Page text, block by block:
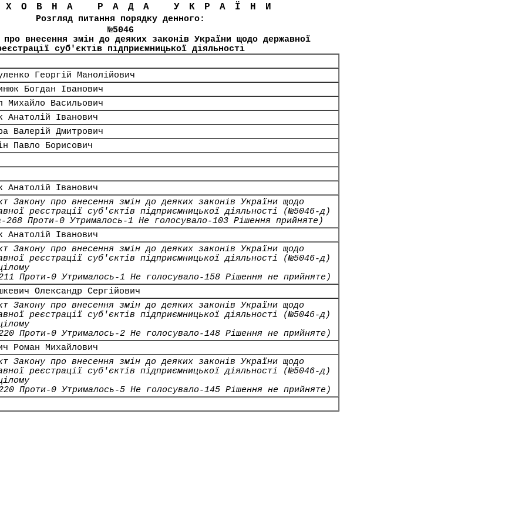
РАДА УКРАЇНИ
Розгляд питання порядку денного:
№5046
про внесення змін до деяких законів України щодо державної
суб'єктів підприємницької діяльності
Георгій Манолійович
Богдан Іванович
Михайло Васильович
Анатолій Іванович
Валерій Дмитрович
Павло Борисович
Анатолій Іванович
Закону про внесення змін до деяких законів України щодо
реєстрації суб'єктів підприємницької діяльності (№5046-д)
268 Проти-0 Утрималось-1 Не голосувало-103 Рішення прийняте)
Анатолій Іванович
Закону про внесення змін до деяких законів України щодо
реєстрації суб'єктів підприємницької діяльності (№5046-д)
Проти-0 Утрималось-1 Не голосувало-158 Рішення не прийняте)
Олександр Сергійович
Закону про внесення змін до деяких законів України щодо
реєстрації суб'єктів підприємницької діяльності (№5046-д)
Проти-0 Утрималось-2 Не голосувало-148 Рішення не прийняте)
Роман Михайлович
Закону про внесення змін до деяких законів України щодо
реєстрації суб'єктів підприємницької діяльності (№5046-д)
Проти-0 Утрималось-5 Не голосувало-145 Рішення не прийняте)